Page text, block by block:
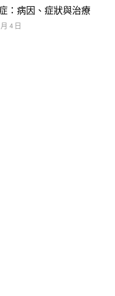
：病因、症狀與治療
4 日